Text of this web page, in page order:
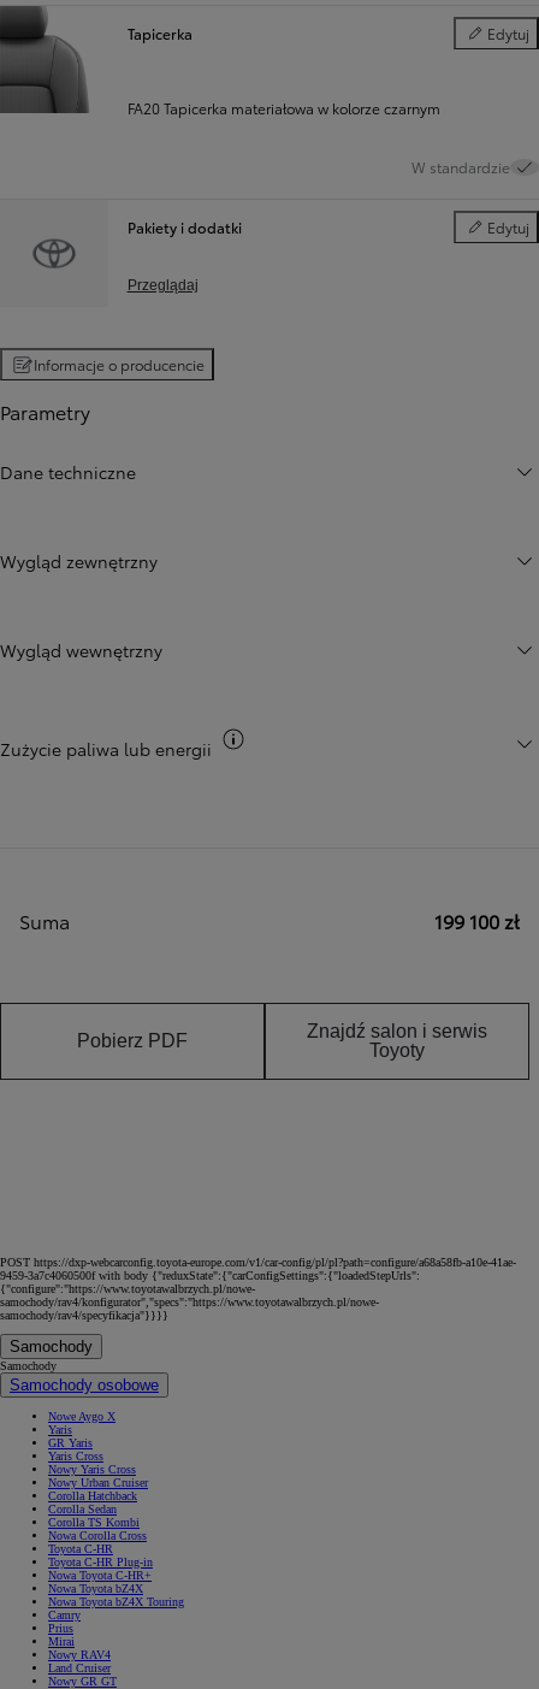
Tapicerka Edytuj
Tapicerka
FA20 Tapicerka materiałowa w kolorze czarnym
W standardzie
Pakiety i dodatki Edytuj
Pakiety i
Przeglądaj
Informacje o producencie
Parametry
Dane techniczne
Wygląd zewnętrzny
Wygląd wewnętrzny
Zużycie paliwa lub energii
Suma 199 100 zł
Pobierz PDF
Znajdź salon i serwis
Toyoty
POST https://dxp-webcarconfig.toyota-europe.com/v1/car-config/pl/pl?path=configure/a68a58fb-a10e-41ae-
9459-3a7c4060500f with body {"reduxState":{"carConfigSettings":{"loadedStepUrls":
{"configure":"https://www.toyotawalbrzych.pl/nowe-
samochody/rav4/konfigurator","specs":"https://www.toyotawalbrzych.pl/nowe-
samochody/rav4/specyfikacja"}}}}
Samochody
Samochody
Samochody osobowe
Nowe Aygo X
Yaris
GR Yaris
Yaris Cross
Nowy Yaris Cross
Nowy Urban Cruiser
Corolla Hatchback
Corolla Sedan
Corolla TS Kombi
Nowa Corolla Cross
Toyota C-HR
Toyota C-HR Plug-in
Nowa Toyota C-HR+
Nowa Toyota bZ4X
Nowa Toyota bZ4X Touring
Camry
Prius
Mirai
Nowy RAV4
Land Cruiser
Nowy GR GT